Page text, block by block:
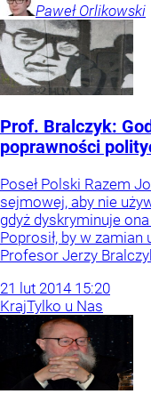
Paweł Orlikowski
Prof. Bralczyk:
poprawności
Poseł Polski Razem
sejmowej, aby nie
gdyż dyskryminuje
Poprosił, by w
Profesor Jerzy
21 lut 2014 15:20
KrajTylko u Nas